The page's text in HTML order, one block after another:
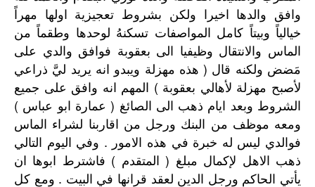
وافق والدها اخيرا ولكن بشروط تعجيزية اولها مهراً
خيالياً وبيتاً كامل المواصفات تسكنهُ لوحدها وطقماً من
الماس والانتقال وظيفيا الى بعقوبة فوافق والدي على
مَضض ولكنه قال ( هذه مهزلة ويبدو انه يريد ليَّ ذراعي
لأصبح مهزلة لأهالي بعقوبة ) المهم انه وافق على جميع
الشروط وبعد ايام ذهب الى الصائغ ( عمارة ابو عباس )
ومعه موظف من البنك ورجل من اقاربنا لشراء الماس
فوالدي ليس له خبرة في هذه الامور . وفي اليوم التالي
ذهب الاهل لإكمال مبلغ ( المتقدم ) فاشترط ابوها ان
يأتي الحاكم ورجل الدين لعقد قرانها في البيت . ومع كل